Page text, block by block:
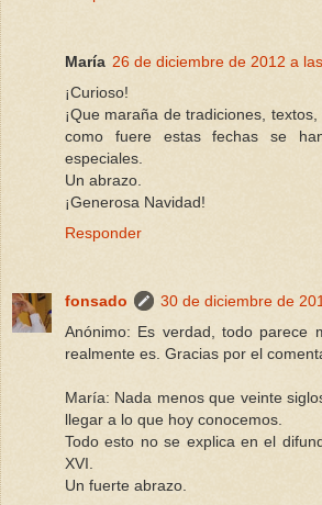
María 26 de diciembre de 2012 a
¡Curioso!
¡Que maraña de tradiciones,
como fuere estas fechas se
especiales.
Un abrazo.
¡Generosa Navidad!
Responder
fonsado
30 de diciembre de
Anónimo: Es verdad, todo parece
realmente es. Gracias por el
María: Nada menos que veinte
llegar a lo que hoy conocemos.
Todo esto no se explica en el
XVI.
Un fuerte abrazo.